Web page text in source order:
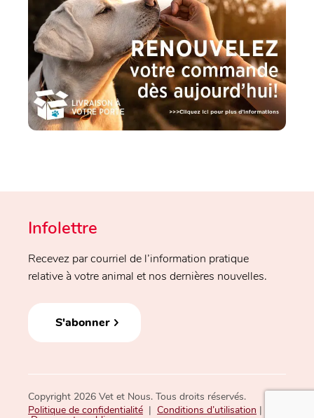
Infolettre
Recevez par courriel de l’information pratique
relative à votre animal et nos dernières nouvelles.
S'abonner
Copyright 2026 Vet et Nous. Tous droits réservés.
Politique de confidentialité | Conditions d’utilisation |